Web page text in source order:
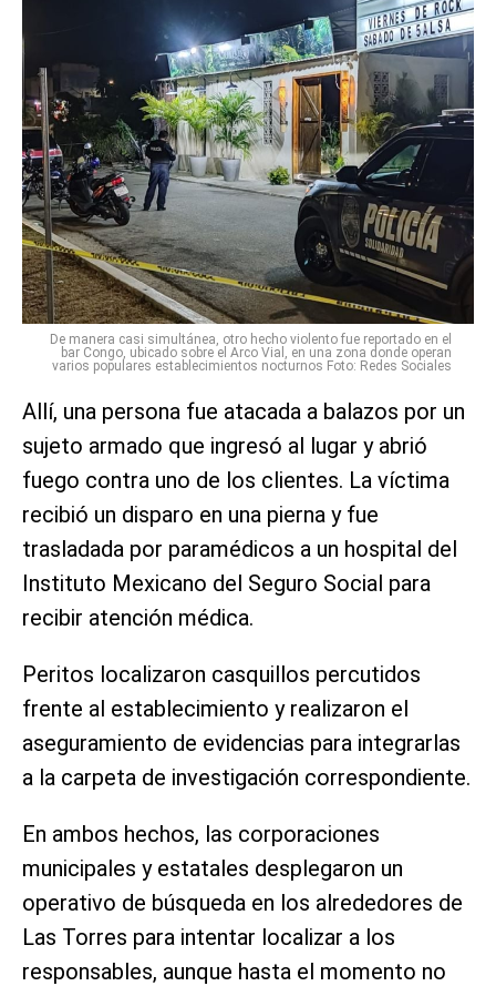
De manera casi simultánea, otro hecho violento fue reportado en el
bar Congo, ubicado sobre el Arco Vial, en una zona donde operan
varios populares establecimientos nocturnos Foto: Redes Sociales
Allí, una persona fue atacada a balazos por un
sujeto armado que ingresó al lugar y abrió
fuego contra uno de los clientes. La víctima
recibió un disparo en una pierna y fue
trasladada por paramédicos a un hospital del
Instituto Mexicano del Seguro Social para
recibir atención médica.
Peritos localizaron casquillos percutidos
frente al establecimiento y realizaron el
aseguramiento de evidencias para integrarlas
a la carpeta de investigación correspondiente.
En ambos hechos, las corporaciones
municipales y estatales desplegaron un
operativo de búsqueda en los alrededores de
Las Torres para intentar localizar a los
responsables, aunque hasta el momento no